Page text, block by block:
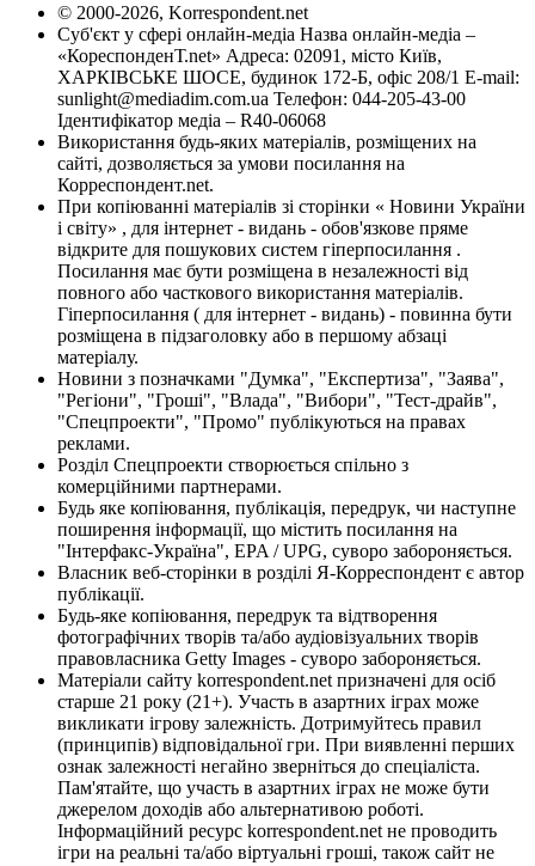
© 2000-2026, Korrespondent.net
Суб'єкт у сфері онлайн-медіа Назва онлайн-медіа –
«КореспонденТ.net» Адреса: 02091, місто Київ,
ХАРКІВСЬКЕ ШОСЕ, будинок 172-Б, офіс 208/1 E-mail:
sunlight@mediadim.com.ua Телефон: 044-205-43-00
Ідентифікатор медіа – R40-06068
Використання будь-яких матеріалів, розміщених на
сайті, дозволяється за умови посилання на
Корреспондент.net.
При копіюванні матеріалів зі сторінки « Новини України
і світу» , для інтернет - видань - обов'язкове пряме
відкрите для пошукових систем гіперпосилання .
Посилання має бути розміщена в незалежності від
повного або часткового використання матеріалів.
Гіперпосилання ( для інтернет - видань) - повинна бути
розміщена в підзаголовку або в першому абзаці
матеріалу.
Новини з позначками "Думка", "Експертиза", "Заява",
"Регіони", "Гроші", "Влада", "Вибори", "Тест-драйв",
"Спецпроекти", "Промо" публікуються на правах
реклами.
Розділ Спецпроекти створюється спільно з
комерційними партнерами.
Будь яке копіювання, публікація, передрук, чи наступне
поширення інформації, що містить посилання на
"Інтерфакс-Україна", EPA / UPG, суворо забороняється.
Власник веб-сторінки в розділі Я-Корреспондент є автор
публікації.
Будь-яке копіювання, передрук та відтворення
фотографічних творів та/або аудіовізуальних творів
правовласника Getty Images - суворо забороняється.
Матеріали сайту korrespondent.net призначені для осіб
старше 21 року (21+). Участь в азартних іграх може
викликати ігрову залежність. Дотримуйтесь правил
(принципів) відповідальної гри. При виявленні перших
ознак залежності негайно зверніться до спеціаліста.
Пам'ятайте, що участь в азартних іграх не може бути
джерелом доходів або альтернативою роботі.
Інформаційний ресурс korrespondent.net не проводить
ігри на реальні та/або віртуальні гроші, також сайт не